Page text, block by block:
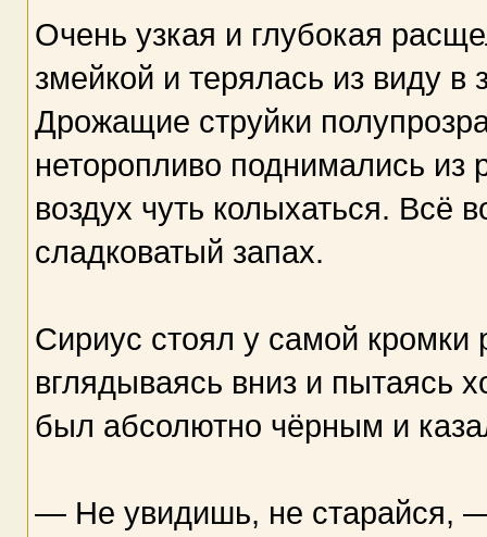
Очень узкая и глубокая
змейкой и терялась из виду в
Дрожащие струйки
неторопливо поднимались из
воздух чуть колыхаться. Всё
сладковатый запах.
Сириус стоял у самой
вглядываясь вниз и пытаясь
был абсолютно чёрным и
— Не увидишь, не старайся,